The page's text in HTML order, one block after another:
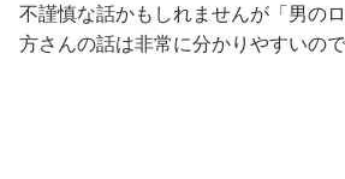
不謹慎な話かもしれませんが「男の
方さんの話は非常に分かりやすいの